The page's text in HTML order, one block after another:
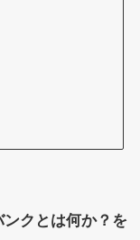
クとは何か？を